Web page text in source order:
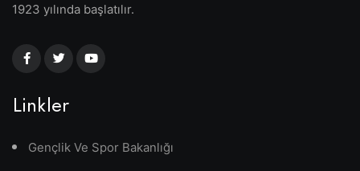
1923 yılında başlatılır.
Linkler
Gençlik Ve Spor Bakanlığı